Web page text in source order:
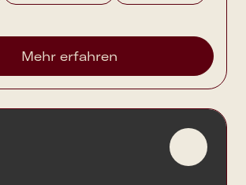
Mehr erfahren